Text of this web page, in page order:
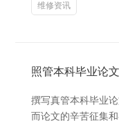
维修资讯
照管本科毕业论
撰写真管本科毕业
而论文的辛苦征集